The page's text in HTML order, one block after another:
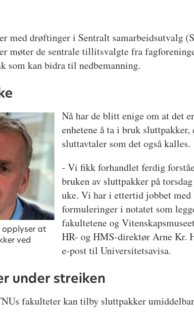
med drøftinger i Sentralt samarbeidsutvalg
møter de sentrale tillitsvalgte fra
som kan bidra til nedbemanning.
opplyser at
ved
Nå har de blitt enige om at det
enhetene å ta i bruk sluttpakker,
sluttavtaler som det også kalles.
- Vi fikk forhandlet ferdig
bruken av sluttpakker på
uke. Vi har i ettertid jobbet med
formuleringer i notatet som
fakultetene og
HR- og HMS-direktør Arne Kr.
e-post til Universitetsavisa.
under streiken
fakulteter kan tilby sluttpakker